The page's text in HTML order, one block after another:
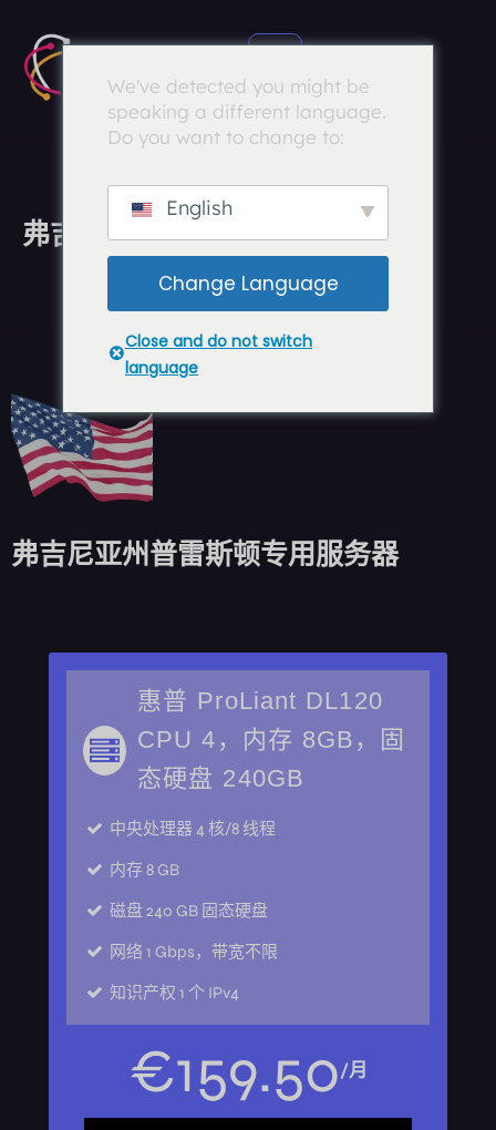
弗吉尼亚州普雷斯顿专用托管
弗吉尼亚州普雷斯顿专用服务器
惠普 ProLiant DL120
CPU 4，内存 8GB，固
态硬盘 240GB
中央处理器 4 核/8 线程
内存8 GB
磁盘240 GB 固态硬盘
网络 1 Gbps，带宽不限
知识产权 1 个 IPv4
€159.50/月
We've detected you might be
speaking a different language.
Do you want to change to:
English
Change Language
Close and do not switch
language